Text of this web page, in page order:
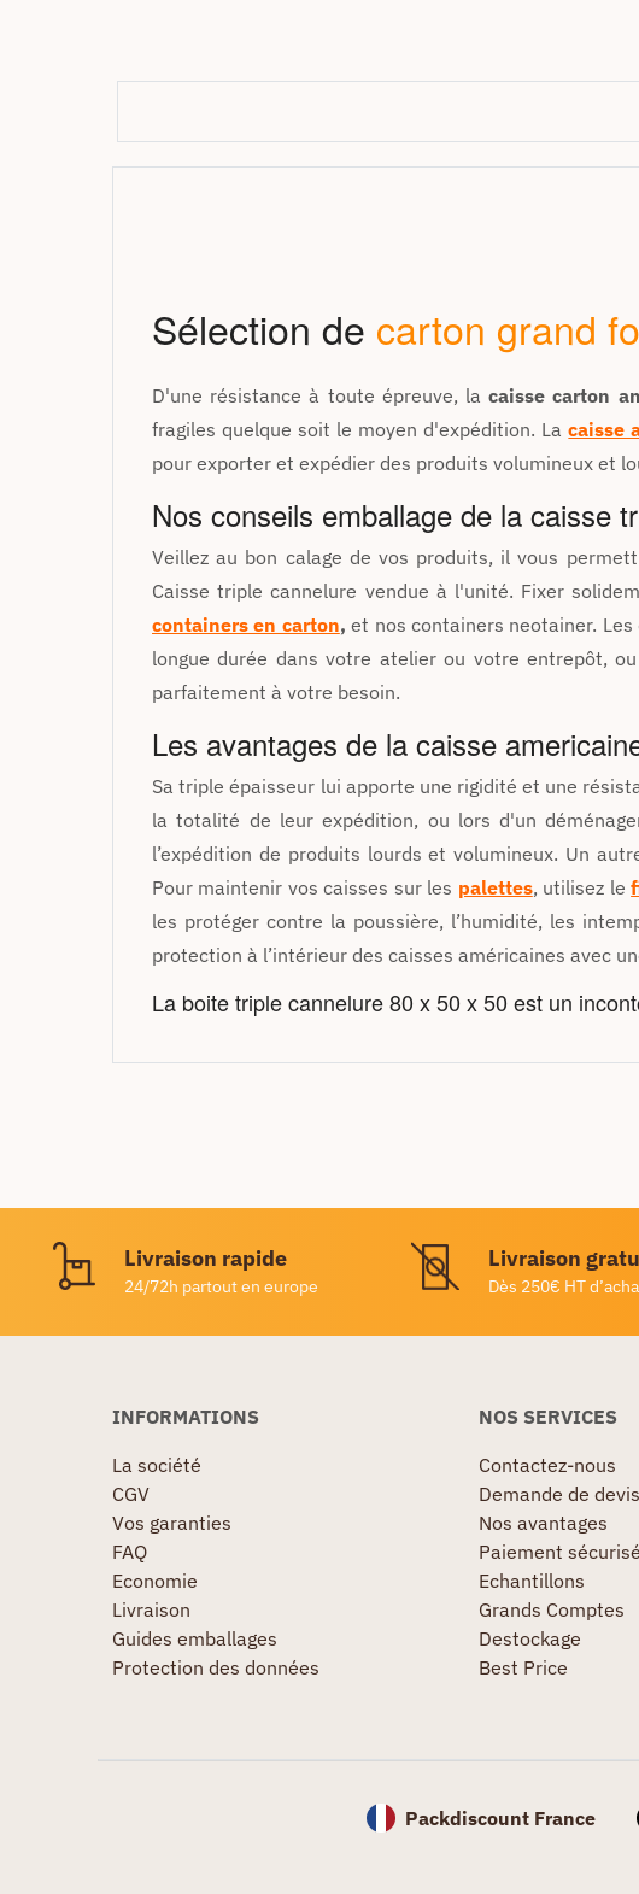
Sélection de carton grand
D'une résistance à toute épreuve, lacaisse carton
fragiles quelque soit le moyen d'expédition. Lacaisse
pour exporter et expédier des produits volumineux et
Nos conseils emballage de la caisse
Veillez au bon calage de vos produits, il vous
Caisse triple cannelure vendue à l'unité. Fixer
containers en carton,et nos containers neotainer.
longue durée dans votre atelier ou votre entrepôt,
parfaitement à votre besoin.
Les avantages de la caisse
Sa triple épaisseur lui apporte une rigidité et une
la totalité de leur expédition, ou lors d'un
l’expédition de produits lourds et volumineux. Un
Pour maintenir vos caisses sur les palettes, utilisez le
les protéger contre la poussière, l’humidité, les
protection à l’intérieur des caisses américaines avec
La boite triple cannelure 80 x 50 x 50 est un
Livraison rapide
24/72h partout en europe
Livraison
Dès 250€ HT
INFORMATIONS
La société
CGV
Vos garanties
FAQ
Economie
Livraison
Guides emballages
Protection des données
NOS SERVICES
Contactez-nous
Demande de devis
Nos avantages
Paiement sécurisé
Echantillons
Grands Comptes
Destockage
Best Price
Packdiscount France